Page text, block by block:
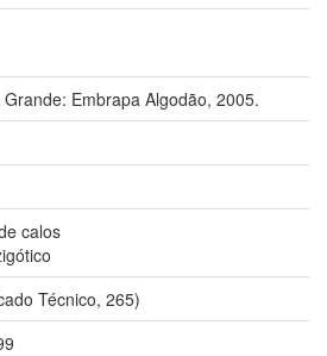
Embrapa Algodão, 2005.
calos
Técnico, 265)